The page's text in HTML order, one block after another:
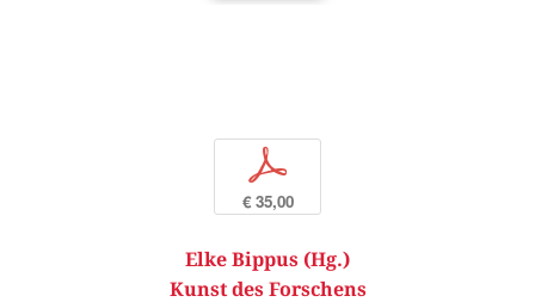
p
€ 35,00
Elke Bippus (Hg.)
Kunst des Forschens